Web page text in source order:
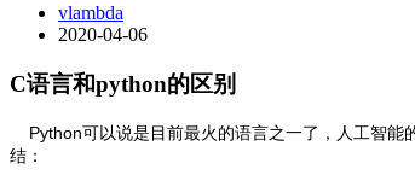
vlambda
2020-04-06
C语言和python的区别
Python可以说是目前最火的语言之一了，人工智能
结：